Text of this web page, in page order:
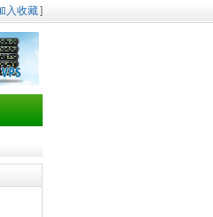
入收藏]